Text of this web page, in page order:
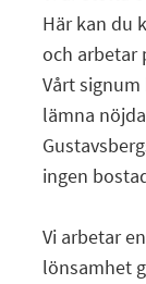
Här kan du
och arbetar
Vårt
lämna
ingen
Vi arbetar
lönsamhet